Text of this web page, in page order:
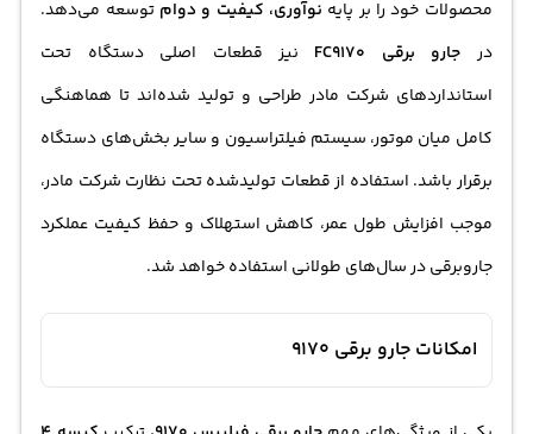
محصولات خود را بر پایه نوآوری، کیفیت و دوام توسعه می‌دهد.
در جارو برقی FC9170
نیز قطعات اصلی دستگاه تحت
استانداردهای شرکت مادر طراحی و تولید شده‌اند تا هماهنگی
کامل میان موتور، سیستم فیلتراسیون و سایر بخش‌های دستگاه
برقرار باشد. استفاده از قطعات تولیدشده تحت نظارت شرکت مادر،
موجب افزایش طول عمر، کاهش استهلاک و حفظ کیفیت عملکرد
جاروبرقی در سال‌های طولانی استفاده خواهد شد.
امکانات جارو برقی 9170